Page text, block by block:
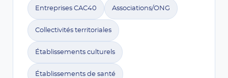
Entreprises CAC40 Associations/ONG
Collectivités territoriales
Établissements culturels
Établissements de santé